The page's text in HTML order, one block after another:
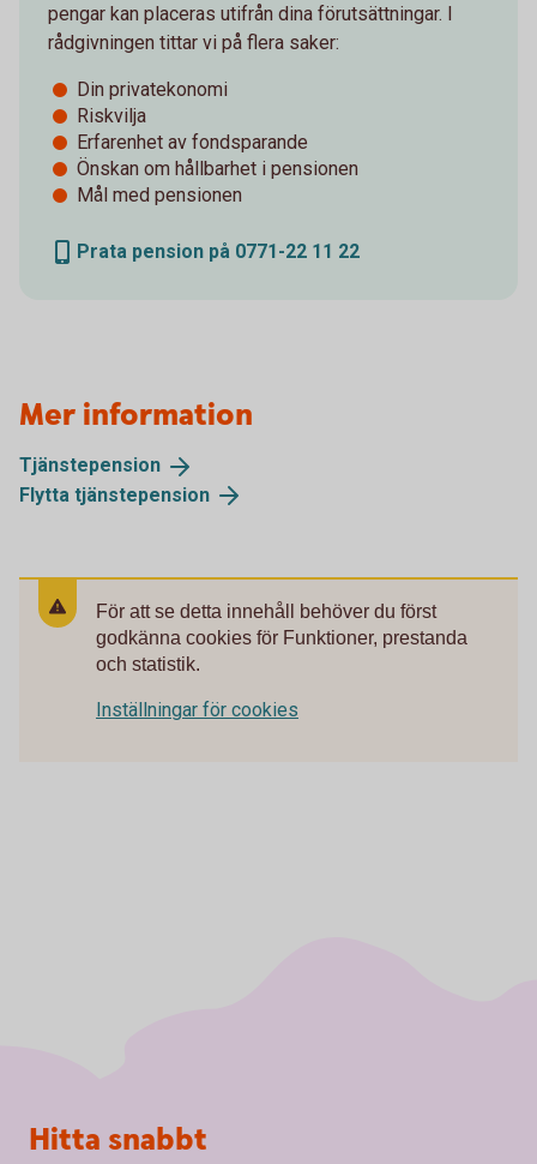
pengar kan placeras utifrån dina förutsättningar. I
rådgivningen tittar vi på flera saker:
Din privatekonomi
Riskvilja
Erfarenhet av fondsparande
Önskan om hållbarhet i pensionen
Mål med pensionen
Prata pension på 0771-22 11 22
Mer information
Tjänstepension
Flytta tjänstepension
För att se detta innehåll behöver du först
godkänna cookies för Funktioner, prestanda
och statistik.
Inställningar för cookies
Sidfot
Hitta snabbt